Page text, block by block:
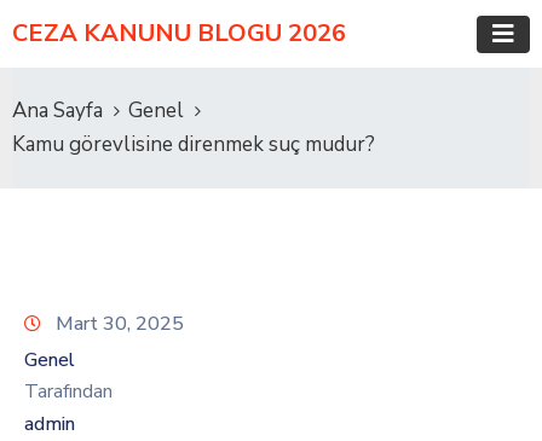
CEZA KANUNU BLOGU 2026
Ana Sayfa
Genel
Kamu görevlisine direnmek suç mudur?
Mart 30, 2025
Genel
Tarafından
admin